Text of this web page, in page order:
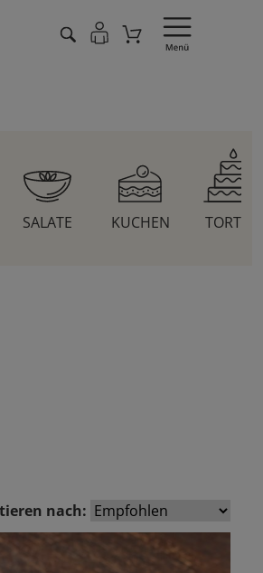
SALATE KUCHEN TORTEN
nach: